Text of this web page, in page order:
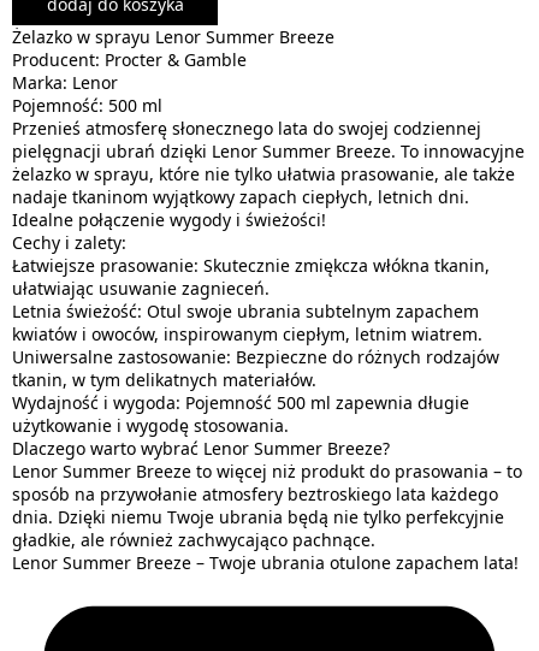
Żelazko w sprayu Lenor Summer Breeze
Producent: Procter & Gamble
Marka: Lenor
Pojemność: 500 ml
Przenieś atmosferę słonecznego lata do swojej codziennej
pielęgnacji ubrań dzięki Lenor Summer Breeze. To innowacyjne
żelazko w sprayu, które nie tylko ułatwia prasowanie, ale także
nadaje tkaninom wyjątkowy zapach ciepłych, letnich dni.
Idealne połączenie wygody i świeżości!
Cechy i zalety:
Łatwiejsze prasowanie: Skutecznie zmiękcza włókna tkanin,
ułatwiając usuwanie zagnieceń.
Letnia świeżość: Otul swoje ubrania subtelnym zapachem
kwiatów i owoców, inspirowanym ciepłym, letnim wiatrem.
Uniwersalne zastosowanie: Bezpieczne do różnych rodzajów
tkanin, w tym delikatnych materiałów.
Wydajność i wygoda: Pojemność 500 ml zapewnia długie
użytkowanie i wygodę stosowania.
Dlaczego warto wybrać Lenor Summer Breeze?
Lenor Summer Breeze to więcej niż produkt do prasowania – to
sposób na przywołanie atmosfery beztroskiego lata każdego
dnia. Dzięki niemu Twoje ubrania będą nie tylko perfekcyjnie
gładkie, ale również zachwycająco pachnące.
Lenor Summer Breeze – Twoje ubrania otulone zapachem lata!